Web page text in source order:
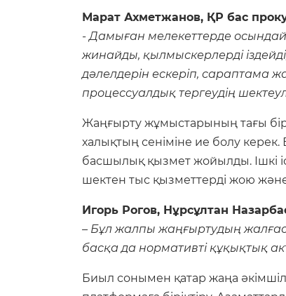
Марат Ахметжанов, ҚР бас
- Дамыған мелекеттерде осындай
жинайды, қылмыскерлерді
дәлелдерін ескеріп, сараптама
процессуалдық тергеудің
Жаңғырту жұмыстарының тағы бір
халықтың сеніміне ие болу
басшылық қызмет жойылды. Ішкі
шектен тыс қызметтерді жою
Игорь Рогов, Нұрсұлтан
– Бұл жалпы жаңғыртудың
басқа да нормативті құқықтық
Биыл сонымен қатар жаңа